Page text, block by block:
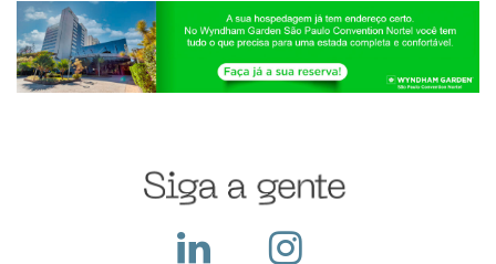
feira com exposição
exige um alto
investimento pois
além do custo com o
local, a empresa deve
construir seu sta...